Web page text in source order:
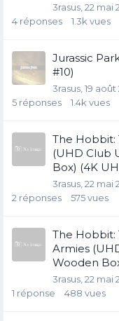
3rasus 22 mai
4 réponses 1.3k vues
Jurassic
#10)
3rasus 19 août
5 réponses 1.4k vues
The Hobbit:
(UHD Club
Box) (4K
3rasus 22 mai
2 réponses 575vues
The Hobbit:
Armies
Wooden
3rasus 22 mai
1 réponse 488 vues